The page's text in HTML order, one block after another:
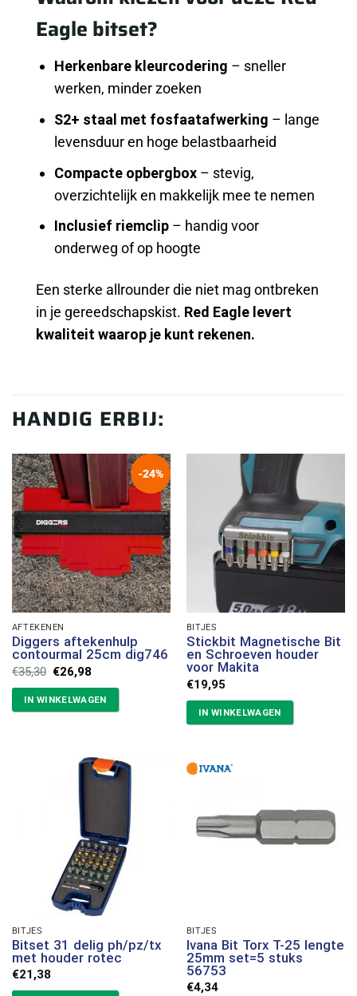
Eagle bitset?
Herkenbare kleurcodering – sneller
werken, minder zoeken
S2+ staal met fosfaatafwerking – lange
levensduur en hoge belastbaarheid
Compacte opbergbox – stevig,
overzichtelijk en makkelijk mee te nemen
Inclusief riemclip – handig voor
onderweg of op hoogte
Een sterke allrounder die niet mag ontbreken
in je gereedschapskist. Red Eagle levert
kwaliteit waarop je kunt rekenen.
HANDIG ERBIJ:
-24%
AFTEKENEN
Diggers aftekenhulp
contourmal 25cm dig746
€35,30 Oorspronkelijke
prijs
was:
€35,30.
€26,98Huidige
is:
€26,98.
IN WINKELWAGEN
BITJES
Stickbit Magnetische Bit
en Schroeven houder
voor Makita
€19,95
IN WINKELWAGEN
BITJES
Bitset 31 delig ph/pz/tx
met houder rotec
€21,38
BITJES
Ivana Bit Torx T-25 lengte
25mm set=5 stuks
56753
€4,34